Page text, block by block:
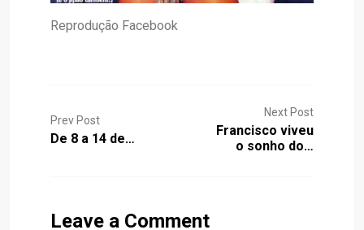
Reprodução Facebook
Prev Post
De 8 a 14 de…
Next Post
Francisco viveu
o sonho do…
Leave a Comment